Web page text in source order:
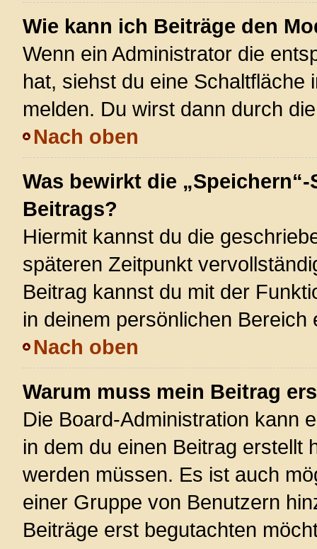
Wie kann ich Beiträge den
Wenn ein Administrator die
hat, siehst du eine
melden. Du wirst dann durch
Nach oben
Was bewirkt die
Beitrags?
Hiermit kannst du die
späteren Zeitpunkt
Beitrag kannst du mit der
in deinem persönlichen Bereich
Nach oben
Warum muss mein Beitrag
Die Board-Administration kann
in dem du einen Beitrag erstellt
werden müssen. Es ist auch
einer Gruppe von Benutzern
Beiträge erst begutachten